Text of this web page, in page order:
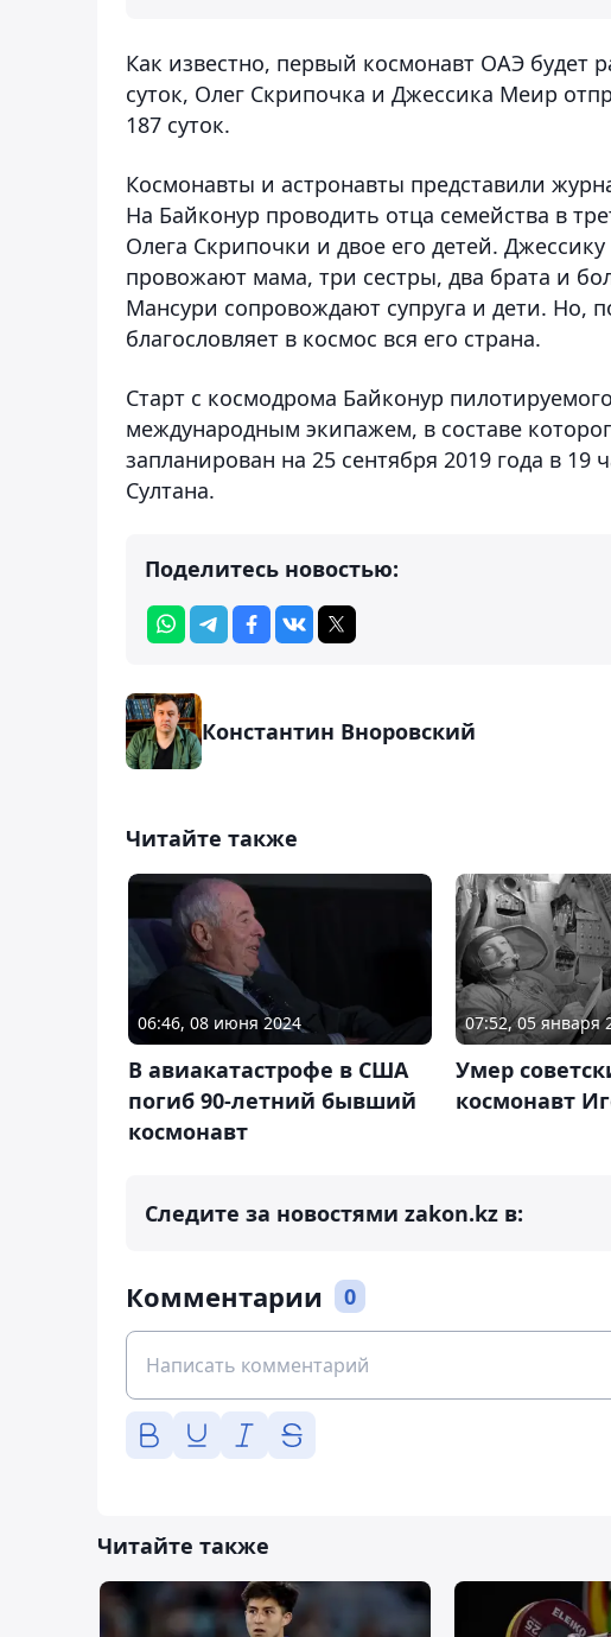
Как известно, первый космонавт ОАЭ
суток, Олег Скрипочка и Джессика Меир
187 суток.
Космонавты и астронавты представили
На Байконур проводить отца семейства в
Олега Скрипочки и двое его детей.
провожают мама, три сестры, два брата и
Мансури сопровождают супруга и дети. Но,
благословляет в космос вся его страна.
Старт с космодрома Байконур
международным экипажем, в составе
запланирован на 25 сентября 2019 года в
Султана.
Поделитесь новостью:
Константин Вноровский
Читайте также
06:46, 08 июня 2024
В авиакатастрофе в США
погиб 90-летний бывший
космонавт
07:52, 05 января
Умер
космонавт
Следите за новостями zakon.kz в:
Комментарии 0
Читайте также